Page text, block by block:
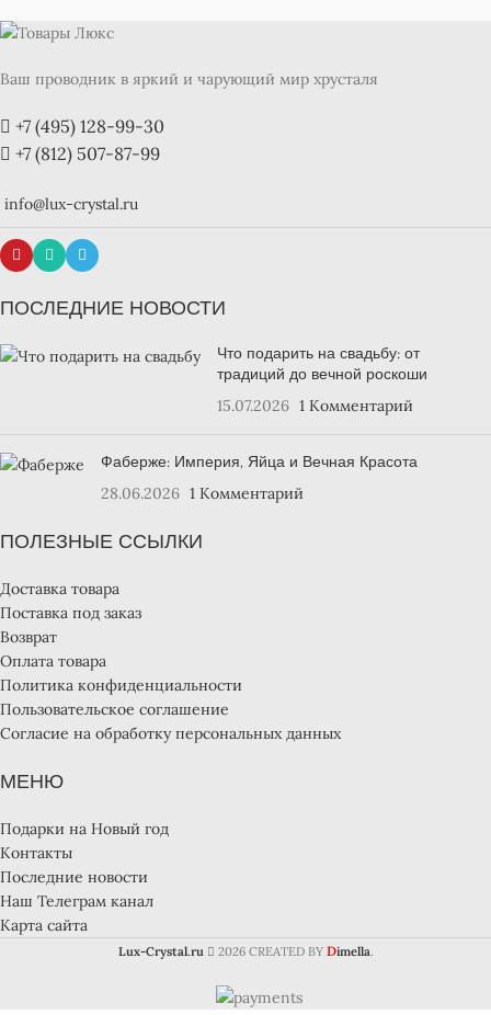
Ваш проводник в яркий и чарующий мир хрусталя
+7 (495) 128-99-30
+7 (812) 507-87-99
info@lux-crystal.ru
ПОСЛЕДНИЕ НОВОСТИ
Что подарить на свадьбу: от
традиций до вечной роскоши
15.07.2026 1 Комментарий
Фаберже: Империя, Яйца и Вечная Красота
28.06.2026 1 Комментарий
ПОЛЕЗНЫЕ ССЫЛКИ
Доставка товара
Поставка под заказ
Возврат
Оплата товара
Политика конфиденциальности
Пользовательское соглашение
Согласие на обработку персональных данных
МЕНЮ
Подарки на Новый год
Контакты
Последние новости
Наш Телеграм канал
Карта сайта
Lux-Crystal.ru 2026 CREATED BY Dimella.